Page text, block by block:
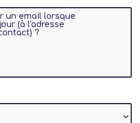
un email lorsque
(à l'adresse
?